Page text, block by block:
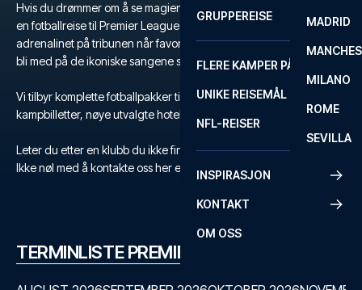
MADRID
MILANO
ROME
SEVILLA
GRUPPEREISE
FLERE KAMPER PÅ ÉN REISE
UNIKE REISEMÅL
NFL-REISER
INSPIRASJON
KONTAKT
OM OSS
Hvis du drømmer om å se magien utfolde seg på gressmatta, er
en fotballreise til Premier League den ultimate opplevelsen. Kjenn
adrenalinet på tribunen når favorittlaget ditt kjemper for seier, og
bli med på de ikoniske sangene som runger gjennom stadion.
Vi tilbyr komplette fotballpakker til Premier League med
kampbilletter, nøye utvalgte hoteller og flyreise.
Leter du etter en klubb du ikke finner?
Ikke nøl med å kontakte oss her eller på +47 73 02 20 22
TERMINLISTE PREMIER LEAGUE